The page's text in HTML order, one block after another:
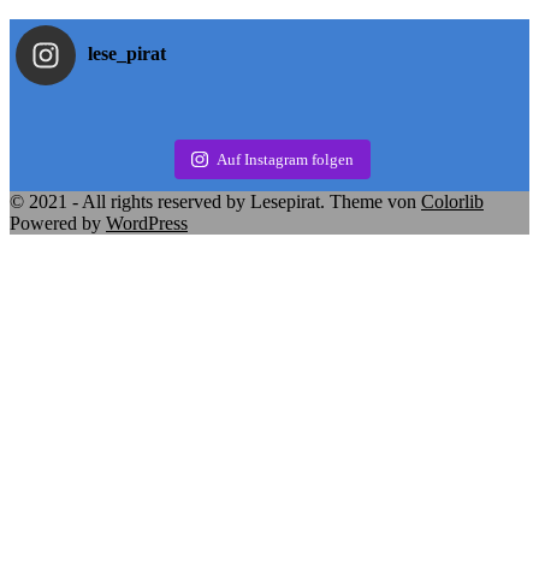
lese_pirat
Auf Instagram folgen
© 2021 - All rights reserved by Lesepirat. Theme von Colorlib
Powered by WordPress